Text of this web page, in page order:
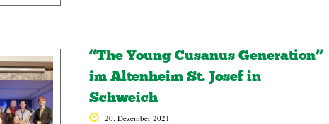
“The Young Cusanus Generation”
im Altenheim St. Josef in
Schweich
20. Dezember 2021